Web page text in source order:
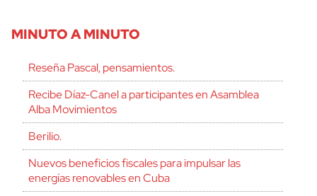
MINUTO A MINUTO
Reseña Pascal, pensamientos.
Recibe Díaz-Canel a participantes en Asamblea
Alba Movimientos
Berilio.
Nuevos beneficios fiscales para impulsar las
energías renovables en Cuba